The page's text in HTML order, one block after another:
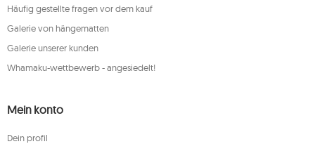
Häufig gestellte fragen vor dem kauf
Galerie von hängematten
Galerie unserer kunden
Whamaku-wettbewerb - angesiedelt!
Mein konto
Dein profil